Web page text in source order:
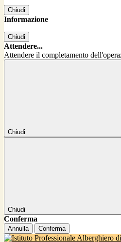
Chiudi
Informazione
Chiudi
Attendere...
Attendere il completamento
Chiudi
Chiudi
Conferma
Annulla Conferma